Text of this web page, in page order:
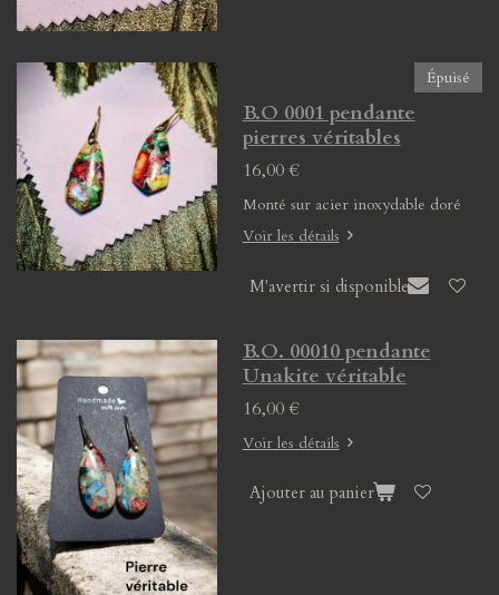
Épuisé
B.O 0001 pendante
pierres véritables
16,00 €
Monté sur acier inoxydable doré
Voir les détails
M'avertir si disponible
B.O. 00010 pendante
Unakite véritable
16,00 €
Voir les détails
Ajouter au panier